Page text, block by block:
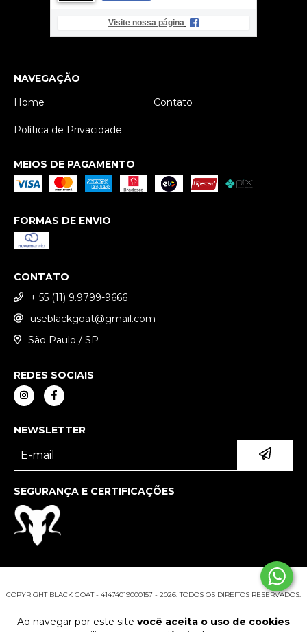
Ao navegar por este site você aceita o uso de cookies
Visite nossa página
NAVEGAÇÃO
Home
Contato
Política de Privacidade
MEIOS DE PAGAMENTO
FORMAS DE ENVIO
CONTATO
+ 55 (11) 9.9799-9666
useblackgoat@gmail.com
São Paulo / SP
REDES SOCIAIS
NEWSLETTER
SEGURANÇA E CERTIFICAÇÕES
COPYRIGHT BLACK GOAT - 41474019000157 - 2026. TODOS OS DIREITOS RESERVADOS.